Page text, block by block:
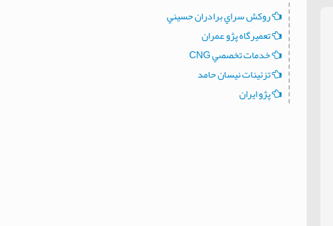
روکش سراي برادران حسيني
تعميرگاه پژو عمران
خدمات تخصصي CNG
تزئينات نيسان حامد
پژو ايران